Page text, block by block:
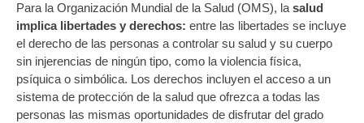
Para la Organización Mundial de la Salud (OMS), la salud
implica libertades y derechos: entre las libertades se incluye
el derecho de las personas a controlar su salud y su cuerpo
sin injerencias de ningún tipo, como la violencia física,
psíquica o simbólica. Los derechos incluyen el acceso a un
sistema de protección de la salud que ofrezca a todas las
personas las mismas oportunidades de disfrutar del grado